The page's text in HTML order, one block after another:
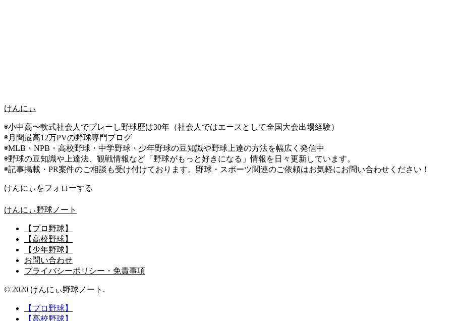
けんにぃ
◉小中高〜軟式社会人でプレーし野球歴は30年（社会人ではエースとして全国大会出場経験）
◉月間最高12万PVの野球専門ブログ
◉MLB・NPB・高校野球・中学野球・少年野球の豆知識や野球上達の方法を幅広く発信中
◉野球の豆知識や上達法、観戦情報など「野球がもっと好きになる」情報を日々更新しています。
◉記事掲載・PR案件のご相談も受け付けております。野球・スポーツ関連のご依頼はお気軽にお問い合わせください！
けんにぃをフォローする
けんにぃ野球ノート
【プロ野球】
【高校野球】
【少年野球】
お問い合わせ
プライバシーポリシー・免責事項
© 2020 けんにぃ野球ノート.
【プロ野球】
【高校野球】